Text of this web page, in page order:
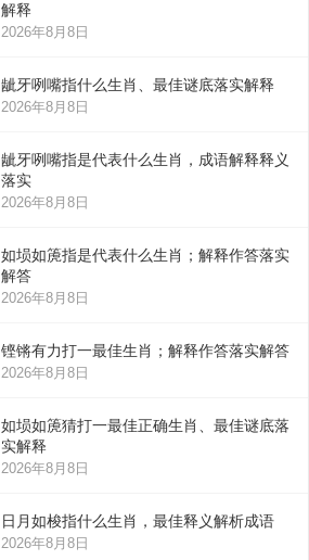
解释
2026年8月8日
龇牙咧嘴指什么生肖、最佳谜底落实解释
2026年8月8日
龇牙咧嘴指是代表什么生肖，成语解释释义
落实
2026年8月8日
如埙如箎指是代表什么生肖；解释作答落实
解答
2026年8月8日
铿锵有力打一最佳生肖；解释作答落实解答
2026年8月8日
如埙如箎猜打一最佳正确生肖、最佳谜底落
实解释
2026年8月8日
日月如梭指什么生肖，最佳释义解析成语
2026年8月8日